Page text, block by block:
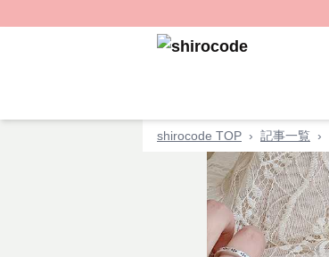
shirocode TOP › 記事一覧 ›